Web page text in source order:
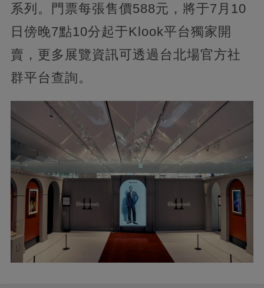
系列。門票每張售價588元，將于7月10
日傍晚7點10分起于Klook平台獨家開
賣，更多展覽資訊可透過台北場官方社
群平台查詢。